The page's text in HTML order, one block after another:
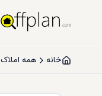
خانه همه املاک